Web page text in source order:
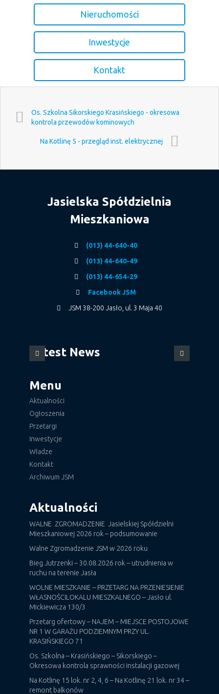
Nieruchomości
Inwestycje
Kontakt
Os. Szkolna Sikorskiego Krasińskiego - okresowa
kontrola przewodów kominowych
Na Kotlinę 5 - przegląd inst. elektrycznej
Jasielska Spółdzielnia
Mieszkaniowa
(013) 44-640-40
(013) 44-640-49
(013) 44-654-29
Facebook JSM
JSM 38-200 Jasło, ul. 3 Maja 40
Latest News
Menu
Aktualności
Ogłoszenia
Przetargi
Inwestycje
Władze
Kontakt
Archiwum JSM
Aktualności
WALNE ZGROMADZENIE Jasielskiej Spółdzielni
Mieszkaniowej 2026 rok – podsumowanie
Walne Zgromadzenie JSM w 2026 roku
Bieg Jutrzenki – 30.08.2026 rok – utrudnienia w
ruchu na terenie Jasła
WOLNE MIESZKANIE – PRZETARG NA PRZENIESIENIE
WŁASNOŚCILOKALU MIESZKALNEGO – Jasło ul.
Mickiewicza 130/3
Przetarg ofertowy – NAJEM – MIEJSCE POSTOJOWE
NR 1 W GARAŻU PODZIEMNYM PRZY UL.
KRASIŃSKIEGO 71
Os. Szkolna – Krasińskiego – Sikorskiego –
Okresowa kontrola sprawności instalacji gazowej
Na Kotlinę 15 lok. nr 2, 4, 6 – Na Kotlinę 21 lok. nr 34 –
remont balkonów